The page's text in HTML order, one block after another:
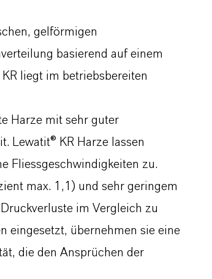
gelförmigen
basierend auf einem
liegt im betriebsbereiten
Harze mit sehr guter
Lewatit® KR Harze lassen
Fliessgeschwindigkeiten zu.
max. 1,1) und sehr geringem
im Vergleich zu
eingesetzt, übernehmen sie eine
die den Ansprüchen der